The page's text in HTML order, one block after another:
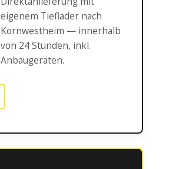
eigenem Tieflader nach
Kornwestheim — innerhalb
von 24 Stunden, inkl.
Anbaugeräten.